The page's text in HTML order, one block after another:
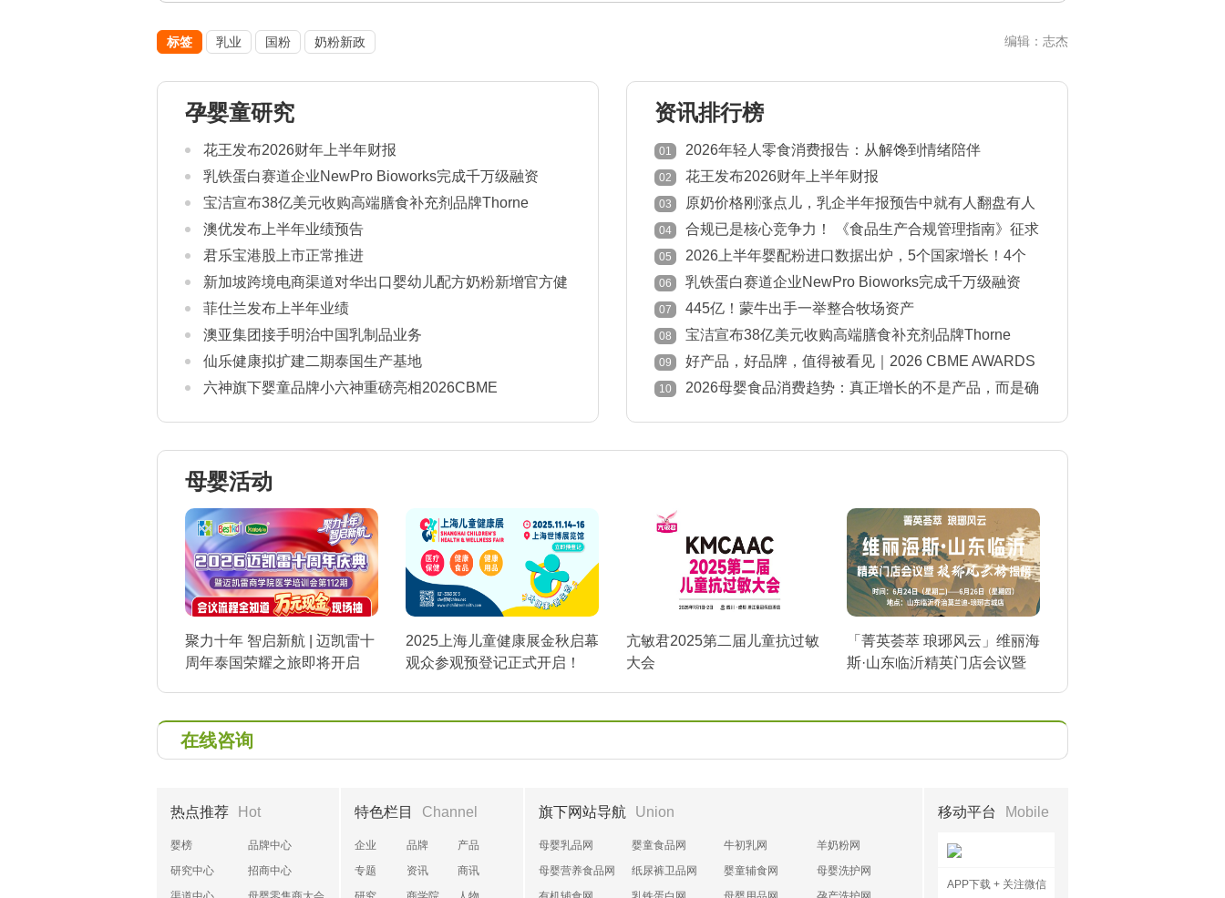
标签 乳业 国粉 奶粉新政 编辑：志杰
孕婴童研究
花王发布2026财年上半年财报
乳铁蛋白赛道企业NewPro Bioworks完成千万级融资
宝洁宣布38亿美元收购高端膳食补充剂品牌Thorne
澳优发布上半年业绩预告
君乐宝港股上市正常推进
新加坡跨境电商渠道对华出口婴幼儿配方奶粉新增官方健
康证书通关要求
菲仕兰发布上半年业绩
澳亚集团接手明治中国乳制品业务
仙乐健康拟扩建二期泰国生产基地
六神旗下婴童品牌小六神重磅亮相2026CBME
资讯排行榜
01 2026年轻人零食消费报告：从解馋到情绪陪伴
02 花王发布2026财年上半年财报
03
原奶价格刚涨点儿，乳企半年报预告中就有人翻盘有人
退市
04
合规已是核心竞争力！ 《食品生产合规管理指南》征求
意见
05
2026上半年婴配粉进口数据出炉，5个国家增长！4个
国家下降！
06 乳铁蛋白赛道企业NewPro Bioworks完成千万级融资
07 445亿！蒙牛出手一举整合牧场资产
08 宝洁宣布38亿美元收购高端膳食补充剂品牌Thorne
09
好产品，好品牌，值得被看见｜2026 CBME AWARDS
中国孕婴童产业奖获奖榜单揭晓
10
2026母婴食品消费趋势：真正增长的不是产品，而是确
母婴活动
聚力十年 智启新航 | 迈凯雷十
周年泰国荣耀之旅即将开启
2025上海儿童健康展金秋启幕
观众参观预登记正式开启！
亢敏君2025第二届儿童抗过敏
大会
「菁英荟萃 琅琊风云」维丽海
斯·山东临沂精英门店会议暨
在线咨询
热点推荐 Hot
婴榜
品牌中心
研究中心
招商中心
特色栏目 Channel
企业 品牌
产品
专题
资讯
商讯
旗下网站导航 Union
母婴乳品网 婴童食品网 牛初乳网
羊奶粉网
母婴营养食品网
纸尿裤卫品网 婴童辅食网
母婴洗护网
移动平台 Mobile
APP下载 + 关注微信